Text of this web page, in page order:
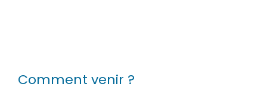
Comment venir ?